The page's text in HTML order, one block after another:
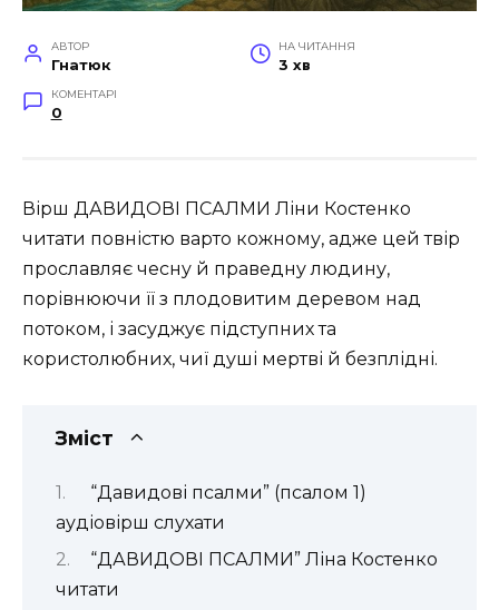
АВТОР
Гнатюк
НА ЧИТАННЯ
3 хв
КОМЕНТАРІ
0
Вірш ДАВИДОВІ ПСАЛМИ Ліни Костенко
читати повністю варто кожному, адже цей твір
прославляє чесну й праведну людину,
порівнюючи її з плодовитим деревом над
потоком, і засуджує підступних та
користолюбних, чиї душі мертві й безплідні.
Зміст
“Давидові псалми” (псалом 1)
аудіовірш слухати
“ДАВИДОВІ ПСАЛМИ” Ліна Костенко
читати